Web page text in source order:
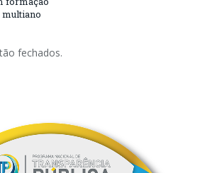
multiano
fechados.